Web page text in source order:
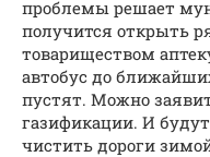
проблемы решает
получится открыть
товариществом
автобус до
пустят. Можно
газификации. И
чистить дороги